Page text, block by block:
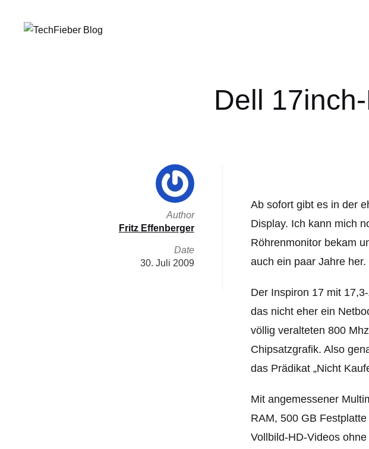
Dell
Ab sofort gibt es in der
Display. Ich kann mich
Röhrenmonitor bekam
auch ein paar Jahre her.
Der Inspiron 17 mit
das nicht eher ein
völlig veralteten 800
Chipsatzgrafik. Also
das Prädikat „Nicht
Mit angemessener
RAM, 500 GB
Vollbild-HD-Videos
Author
Fritz Effenberger
Date
30. Juli 2009